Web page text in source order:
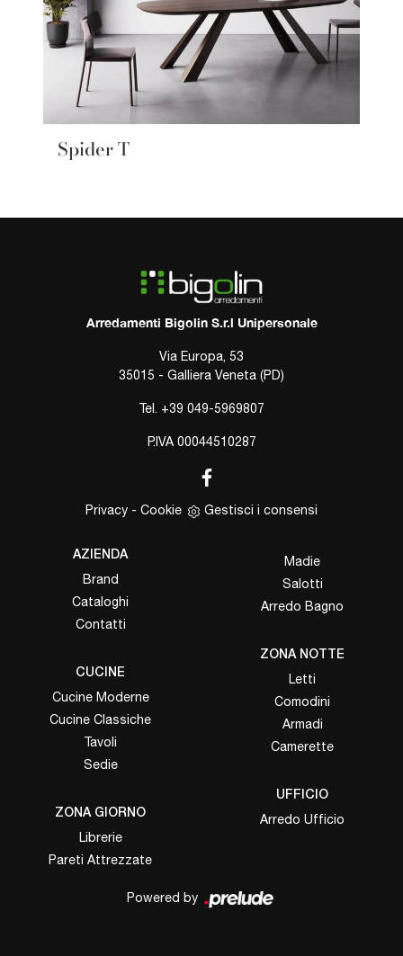
Spider T
Arredamenti Bigolin S.r.l Unipersonale
Via Europa, 53
35015 - Galliera Veneta (PD)
Tel. +39 049-5969807
P.IVA 00044510287
Privacy - Cookie Gestisci i consensi
AZIENDA
Brand
Cataloghi
Contatti
CUCINE
Cucine Moderne
Cucine Classiche
Tavoli
Sedie
ZONA GIORNO
Librerie
Pareti Attrezzate
Madie
Salotti
Arredo Bagno
ZONA NOTTE
Letti
Comodini
Armadi
Camerette
UFFICIO
Arredo Ufficio
Powered by